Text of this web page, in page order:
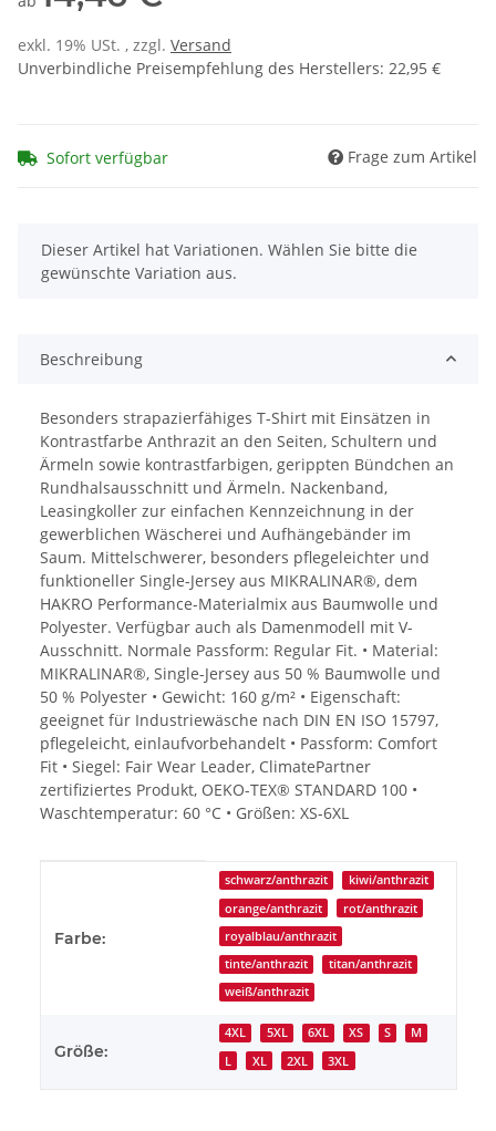
exkl. 19% USt. , zzgl. Versand
Unverbindliche Preisempfehlung des Herstellers: 22,95 €
Sofort verfügbar Frage zum Artikel
x
Dieser Artikel hat Variationen. Wählen Sie bitte die
gewünschte Variation aus.
Beschreibung
Besonders strapazierfähiges T-Shirt mit Einsätzen in
Kontrastfarbe Anthrazit an den Seiten, Schultern und
Ärmeln sowie kontrastfarbigen, gerippten Bündchen an
Rundhalsausschnitt und Ärmeln. Nackenband,
Leasingkoller zur einfachen Kennzeichnung in der
gewerblichen Wäscherei und Aufhängebänder im
Saum. Mittelschwerer, besonders pflegeleichter und
funktioneller Single-Jersey aus MIKRALINAR®, dem
HAKRO Performance-Materialmix aus Baumwolle und
Polyester. Verfügbar auch als Damenmodell mit V-
Ausschnitt. Normale Passform: Regular Fit. • Material:
MIKRALINAR®, Single-Jersey aus 50 % Baumwolle und
50 % Polyester • Gewicht: 160 g/m² • Eigenschaft:
geeignet für Industriewäsche nach DIN EN ISO 15797,
pflegeleicht, einlaufvorbehandelt • Passform: Comfort
Fit • Siegel: Fair Wear Leader, ClimatePartner
zertifiziertes Produkt, OEKO-TEX® STANDARD 100 •
Waschtemperatur: 60 °C • Größen: XS-6XL
Farbe:
schwarz/anthrazit
kiwi/anthrazit
orange/anthrazit
rot/anthrazit
royalblau/anthrazit
tinte/anthrazit
titan/anthrazit
weiß/anthrazit
Größe:
4XL 5XL 6XL XS S
M
L
XL 2XL 3XL